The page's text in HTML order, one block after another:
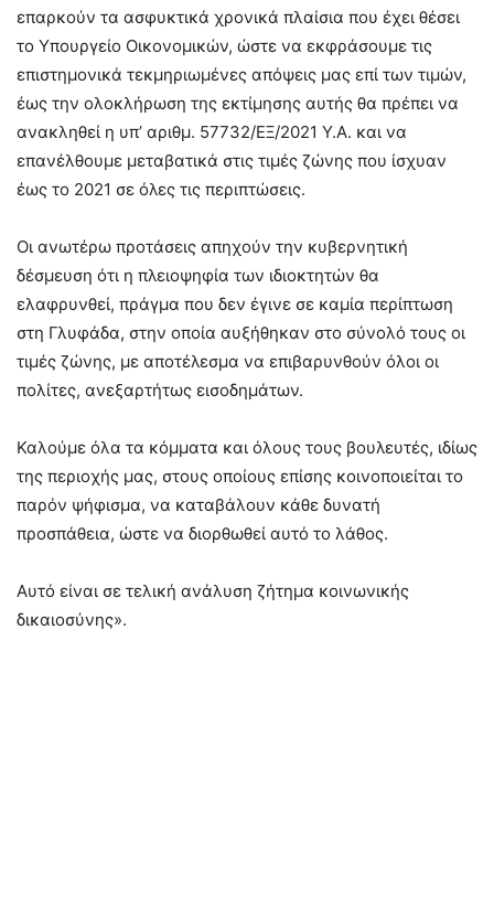
επαρκούν τα ασφυκτικά χρονικά πλαίσια που έχει θέσει
το Υπουργείο Οικονομικών, ώστε να εκφράσουμε τις
επιστημονικά τεκμηριωμένες απόψεις μας επί των τιμών,
έως την ολοκλήρωση της εκτίμησης αυτής θα πρέπει να
ανακληθεί η υπ’ αριθμ. 57732/ΕΞ/2021 Υ.Α. και να
επανέλθουμε μεταβατικά στις τιμές ζώνης που ίσχυαν
έως το 2021 σε όλες τις περιπτώσεις.
Οι ανωτέρω προτάσεις απηχούν την κυβερνητική
δέσμευση ότι η πλειοψηφία των ιδιοκτητών θα
ελαφρυνθεί, πράγμα που δεν έγινε σε καμία περίπτωση
στη Γλυφάδα, στην οποία αυξήθηκαν στο σύνολό τους οι
τιμές ζώνης, με αποτέλεσμα να επιβαρυνθούν όλοι οι
πολίτες, ανεξαρτήτως εισοδημάτων.
Καλούμε όλα τα κόμματα και όλους τους βουλευτές, ιδίως
της περιοχής μας, στους οποίους επίσης κοινοποιείται το
παρόν ψήφισμα, να καταβάλουν κάθε δυνατή
προσπάθεια, ώστε να διορθωθεί αυτό το λάθος.
Αυτό είναι σε τελική ανάλυση ζήτημα κοινωνικής
δικαιοσύνης».